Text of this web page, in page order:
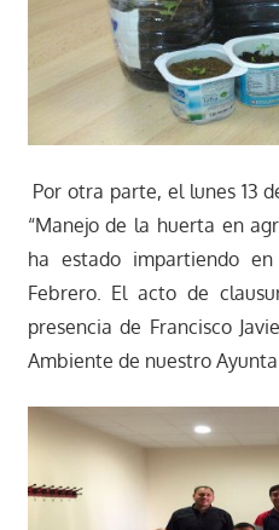
Por otra parte, el lunes 13
“Manejo de la huerta en
ha estado impartiendo
Febrero. El acto de
presencia de Francisco
Ambiente de nuestro